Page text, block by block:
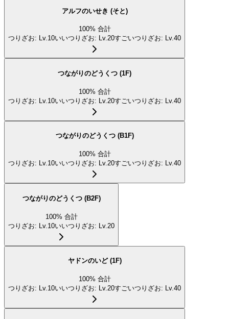
アルフのいせき (そと)
100% 合計
つりざお: Lv.10いいつりざお: Lv.20すごいつりざお: Lv.40
つながりのどうくつ (1F)
100% 合計
つりざお: Lv.10いいつりざお: Lv.20すごいつりざお: Lv.40
つながりのどうくつ (B1F)
100% 合計
つりざお: Lv.10いいつりざお: Lv.20すごいつりざお: Lv.40
つながりのどうくつ (B2F)
100% 合計
つりざお: Lv.10いいつりざお: Lv.20
ヤドンのいど (1F)
100% 合計
つりざお: Lv.10いいつりざお: Lv.20すごいつりざお: Lv.40